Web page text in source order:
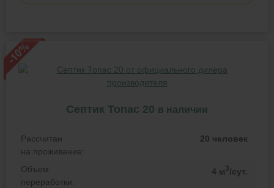
Септик Топас 20 в наличии
Рассчитан
на проживание:
20 человек
Объем
переработки:
4 м3/сут.